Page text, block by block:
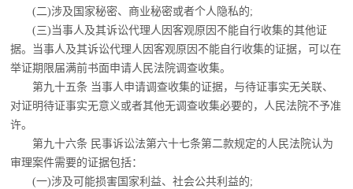
(二)涉及国家秘密、商业秘密或者个人隐私的;
(三)当事人及其诉讼代理人因客观原因不能自行收集的其他证
据。
当事人及其诉讼代理人因客观原因不能自行收集的证据，可以在
举证期限届满前书面申请人民法院调查收集。
第九十五条 当事人申请调查收集的证据，与待证事实无关联、
对证明待证事实无意义或者其他无调查收集必要的，人民法院不予准
许。
第九十六条 民事诉讼法第六十七条第二款规定的人民法院认为
审理案件需要的证据包括：
(一)涉及可能损害国家利益、社会公共利益的;